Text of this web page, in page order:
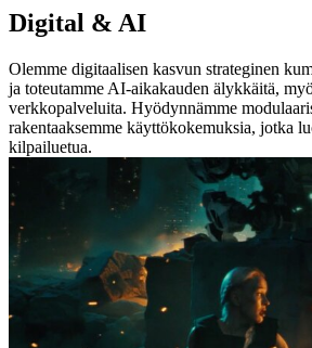
Digital & AI
Olemme digitaalisen kasvun strateginen
ja toteutamme AI-aikakauden älykkäitä,
verkkopalveluita. Hyödynnämme
rakentaaksemme käyttökokemuksia, jotka
kilpailuetua.